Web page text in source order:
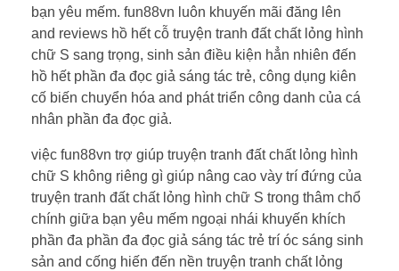
bạn yêu mếm. fun88vn luôn khuyến mãi đăng lên
and reviews hồ hết cỗ truyện tranh đất chất lỏng hình
chữ S sang trọng, sinh sản điều kiện hẳn nhiên đến
hồ hết phần đa đọc giả sáng tác trẻ, công dụng kiên
cố biến chuyển hóa and phát triển công danh của cá
nhân phần đa đọc giả.
việc fun88vn trợ giúp truyện tranh đất chất lỏng hình
chữ S không riêng gì giúp nâng cao vày trí đứng của
truyện tranh đất chất lỏng hình chữ S trong thâm chổ
chính giữa bạn yêu mếm ngoại nhái khuyến khích
phần đa phần đa đọc giả sáng tác trẻ trí óc sáng sinh
sản and cống hiến đến nền truyện tranh chất lỏng